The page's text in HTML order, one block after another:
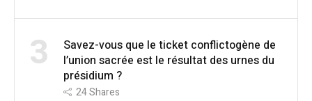
3
Savez-vous que le ticket conflictogène de
l’union sacrée est le résultat des urnes du
présidium ?
24Shares